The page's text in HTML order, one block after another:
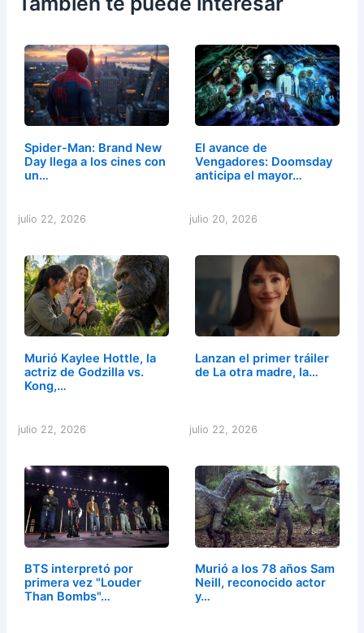
Spider-Man: Brand New
Day llega a los cines con
un…
julio 22, 2026
El avance de
Vengadores: Doomsday
anticipa el mayor…
julio 20, 2026
Murió Kaylee Hottle, la
actriz de Godzilla vs.
Kong,…
julio 22, 2026
Lanzan el primer tráiler
de La otra madre, la…
julio 22, 2026
BTS interpretó por
primera vez "Louder
Than Bombs"…
Murió a los 78 años Sam
Neill, reconocido actor
y…